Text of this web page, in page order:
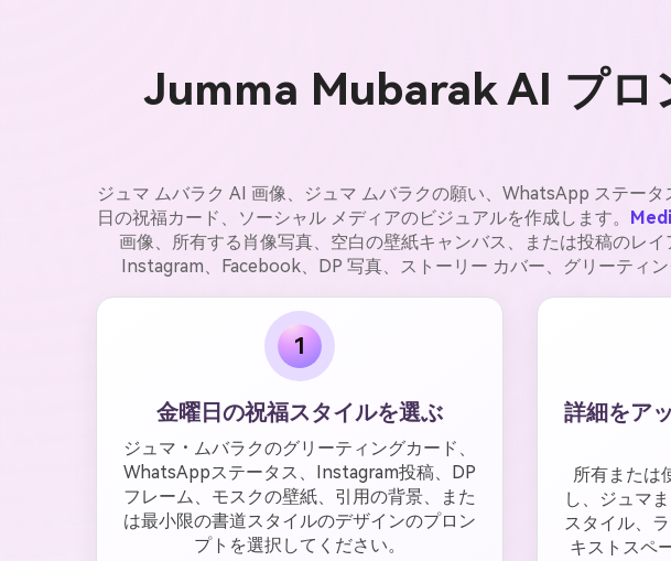
Jumma Mubarak AI プロ
ジュマ ムバラク AI 画像、ジュマ ムバラクの願い、WhatsApp ステー
日の祝福カード、ソーシャル メディアのビジュアルを作成します。
画像、所有する肖像写真、空白の壁紙キャンバス、または投稿のレ
Instagram、Facebook、DP 写真、ストーリー カバー、グリーティ
1
金曜日の祝福スタイルを選ぶ
ジュマ・ムバラクのグリーティングカード、
WhatsAppステータス、Instagram投稿、DP
フレーム、モスクの壁紙、引用の背景、また
は最小限の書道スタイルのデザインのプロン
プトを選択してください。
詳細をア
所有または
し、ジュマ
スタイル、
キストスペ